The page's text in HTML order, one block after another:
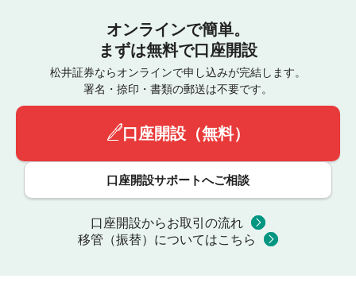
オンラインで簡単。
まずは無料で口座開設
松井証券ならオンラインで申し込みが完結します。
署名・捺印・書類の郵送は不要です。
口座開設（無料）
口座開設サポートへご相談
口座開設からお取引の流れ
移管（振替）についてはこちら